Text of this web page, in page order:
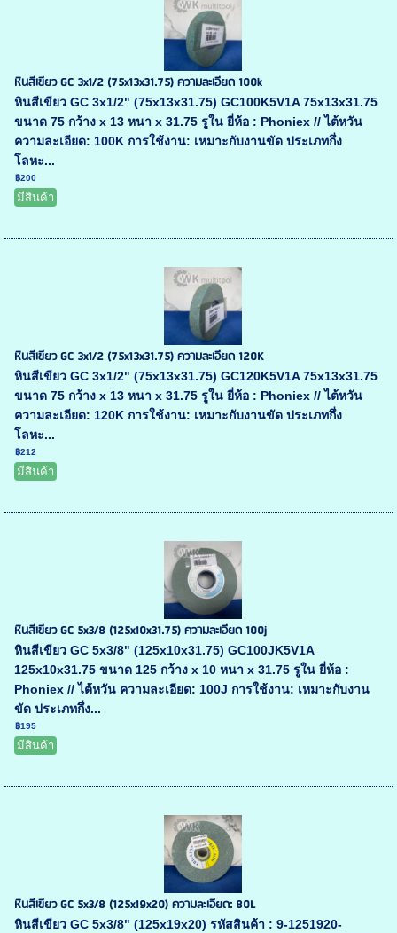
หินสีเขียว GC 3x1/2 (75x13x31.75) ความละเอียด 100k
หินสีเขียว GC 3x1/2" (75x13x31.75) GC100K5V1A 75x13x31.75
ขนาด 75 กว้าง x 13 หนา x 31.75 รูใน ยี่ห้อ : Phoniex // ไต้หวัน
ความละเอียด: 100K การใช้งาน: เหมาะกับงานขัด ประเภทกึ่ง
โลหะ...
฿200
มีสินค้า
หินสีเขียว GC 3x1/2 (75x13x31.75) ความละเอียด 120K
หินสีเขียว GC 3x1/2" (75x13x31.75) GC120K5V1A 75x13x31.75
ขนาด 75 กว้าง x 13 หนา x 31.75 รูใน ยี่ห้อ : Phoniex // ไต้หวัน
ความละเอียด: 120K การใช้งาน: เหมาะกับงานขัด ประเภทกึ่ง
โลหะ...
฿212
มีสินค้า
หินสีเขียว GC 5x3/8 (125x10x31.75) ความละเอียด 100j
หินสีเขียว GC 5x3/8" (125x10x31.75) GC100JK5V1A
125x10x31.75 ขนาด 125 กว้าง x 10 หนา x 31.75 รูใน ยี่ห้อ :
Phoniex // ไต้หวัน ความละเอียด: 100J การใช้งาน: เหมาะกับงาน
ขัด ประเภทกึ่ง...
฿195
มีสินค้า
หินสีเขียว GC 5x3/8 (125x19x20) ความละเอียด: 80L
หินสีเขียว GC 5x3/8" (125x19x20) รหัสสินค้า : 9-1251920-